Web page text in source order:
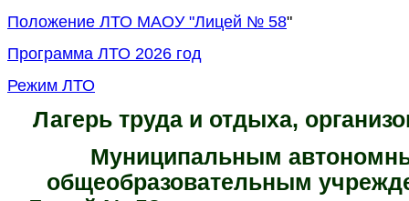
Положение ЛТО МАОУ "Лицей № 58"
Программа ЛТО 2026 год
Режим ЛТО
Лагерь труда и отдыха,
Муниципальным
общеобразовательным